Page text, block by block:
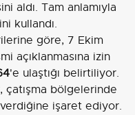
aldı. Tam anlamıyla
kullandı.
göre, 7 Ekim
açıklanmasına izin
'e ulaştığı belirtiliyor.
çatışma bölgelerinde
işaret ediyor.